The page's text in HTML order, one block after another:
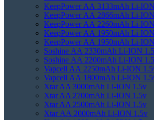
KeepPower АА 3133mAh Li-
KeepPower АА 2866mAh Li-
KeepPower АА 2260mAh Li-
KeepPower АА 1950mAh Li-
KeepPower АА 1950mAh Li-
Soshine АА 2330mAh Li-ION
Soshine АА 2200mAh Li-ION
Vapcell АА 2250mAh Li-ION
Vapcell АА 1800mAh Li-ION
Xtar AA 3000mAh Li-ION 1.5v
Xtar AA 2700mAh Li-ION 1.5v
Xtar AA 2500mAh Li-ION 1.5v
Xtar АА 2000mAh Li-ION 1.5v